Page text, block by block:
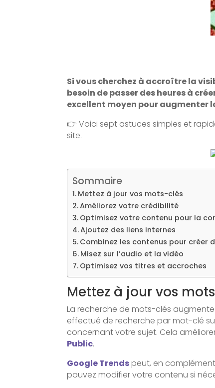
Si vous cherchez à accroître la
besoin de passer des heures à
excellent moyen pour augmenter
👉 Voici sept astuces simples et
site.
Sommaire
Mettez à jour vos mots-clés
Améliorez votre crédibilité
Optimisez votre contenu pour la
Ajoutez des liens internes
Combinez les contenus pour créer
Misez sur l’audio et la vidéo
Optimisez vos titres et accroches
Mettez à jour vos
La recherche de mots-clés
effectué de recherche par mot-clé
concernant votre sujet. Cela
Public.
Google Trendspeut, en
pouvez modifier votre contenu si